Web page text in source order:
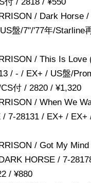
/ Dark Horse /
盤/7"/'77年/Starline
/ This Is Love
/ - / EX+ / US盤/
付 / 2820 / ¥1,320
/ When We
/ 7-28131 / EX+ / EX+
/ Got My Mind
HORSE / 7-
/ ¥880